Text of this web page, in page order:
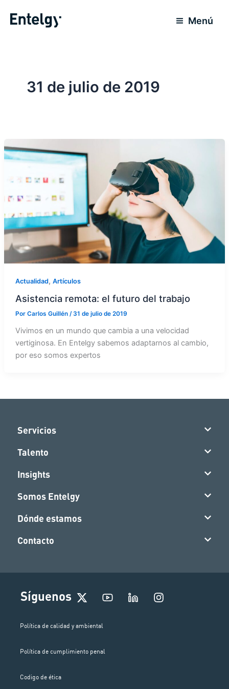
Menú
31 de julio de 2019
Actualidad, Artículos
Asistencia remota: el futuro del trabajo
Por Carlos Guillén /31 de julio de 2019
Vivimos en un mundo que cambia a una velocidad
vertiginosa. En Entelgy sabemos adaptarnos al cambio,
por eso somos expertos
Servicios
Talento
Insights
Somos Entelgy
Dónde estamos
Contacto
Síguenos
I
n
Política de calidad y ambiental
Política de cumplimiento penal
Codigo de ética